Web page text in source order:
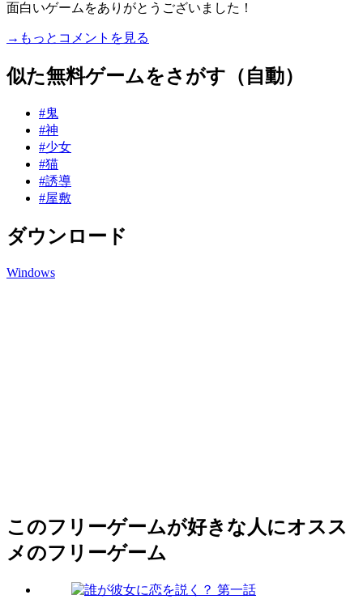
面白いゲームをありがとうございました！
→もっとコメントを見る
似た無料ゲームをさがす（自動）
#鬼
#神
#少女
#猫
#誘導
#屋敷
ダウンロード
Windows
このフリーゲームが好きな人にオスス
メのフリーゲーム